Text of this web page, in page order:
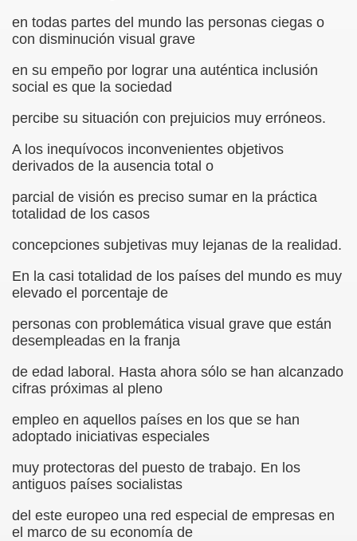
en todas partes del mundo las personas ciegas o
con disminución visual grave
en su empeño por lograr una auténtica inclusión
social es que la sociedad
percibe su situación con prejuicios muy erróneos.
A los inequívocos inconvenientes objetivos
derivados de la ausencia total o
parcial de visión es preciso sumar en la práctica
totalidad de los casos
concepciones subjetivas muy lejanas de la realidad.
En la casi totalidad de los países del mundo es muy
elevado el porcentaje de
personas con problemática visual grave que están
desempleadas en la franja
de edad laboral. Hasta ahora sólo se han alcanzado
cifras próximas al pleno
empleo en aquellos países en los que se han
adoptado iniciativas especiales
muy protectoras del puesto de trabajo. En los
antiguos países socialistas
del este europeo una red especial de empresas en
el marco de su economía de
Bejarano)
a Charles Barbier (Pablo Madrid Herruzo)
(Pedro Zurita)
Sus Precios (Pedro Zurita)
de l'Adolescència en Nois-es Cecs i Deficients
Todos (Pedro Zurita)
Borrás)
de Sor Sacramento)
Elissalde)
1ª Escuela de Ciegos Que Hubo en España (Jesús
06-09 (Pedro Zurita)